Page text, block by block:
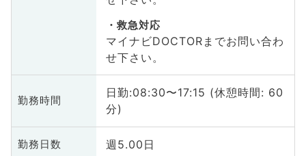
救急対応
マイナビDOCTORまでお問い合わ
せ下さい。
勤務時間
日勤:08:30〜17:15 (休憩時間: 60
分)
勤務日数 週5.00日